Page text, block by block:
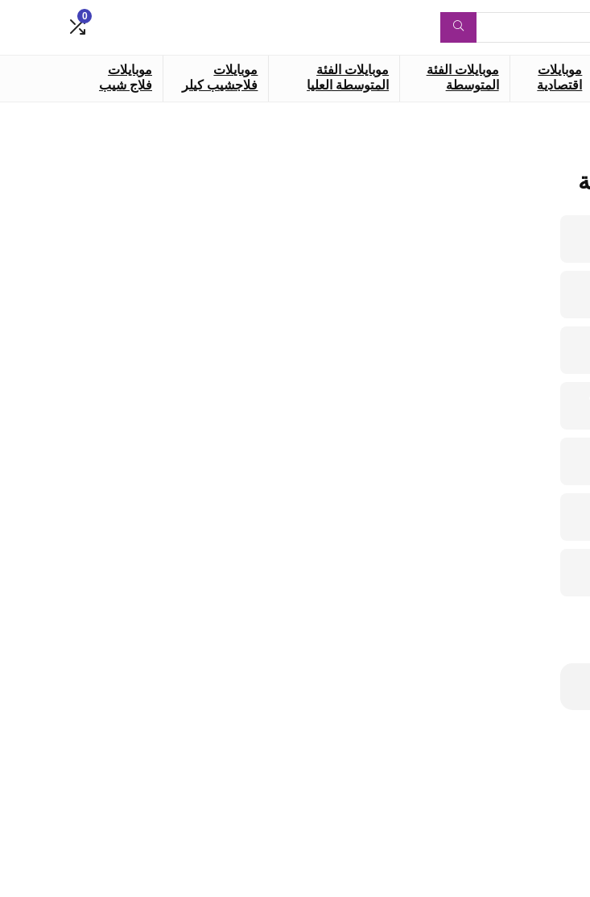
0
موبايلات
اقتصادية
موبايلات الفئة
المتوسطة
موبايلات الفئة
المتوسطة العليا
موبايلات
فلاجشيب كيلر
موبايلات
فلاج شيب